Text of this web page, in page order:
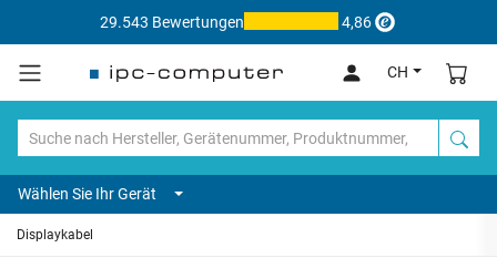
29.543 Bewertungen 4,86
CH
Wählen Sie Ihr Gerät
Displaykabel